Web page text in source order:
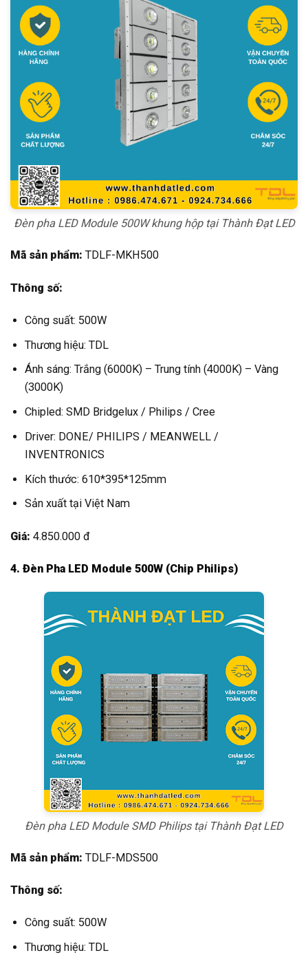
Đèn pha LED Module 500W khung hộp tại Thành Đạt LED
Mã sản phẩm: TDLF-MKH500
Thông số:
Công suất: 500W
Thương hiệu: TDL
Ánh sáng: Trắng (6000K) – Trung tính (4000K) – Vàng
(3000K)
Chipled: SMD Bridgelux / Philips / Cree
Driver: DONE/ PHILIPS / MEANWELL /
INVENTRONICS
Kích thước: 610*395*125mm
Sản xuất tại Việt Nam
Giá: 4.850.000 đ
4. Đèn Pha LED Module 500W (Chip Philips)
Đèn pha LED Module SMD Philips tại Thành Đạt LED
Mã sản phẩm: TDLF-MDS500
Thông số:
Công suất: 500W
Thương hiệu: TDL